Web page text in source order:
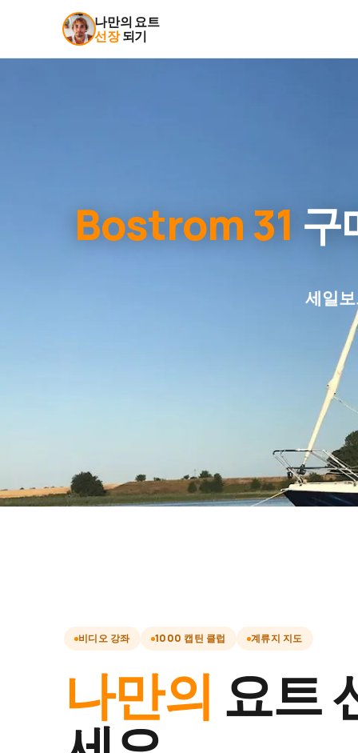
나만의 요트
선장되기
Bostrom 31 구
세일
비디오 강좌 1000 캡틴 클럽 계류지 지도
나만의 요트